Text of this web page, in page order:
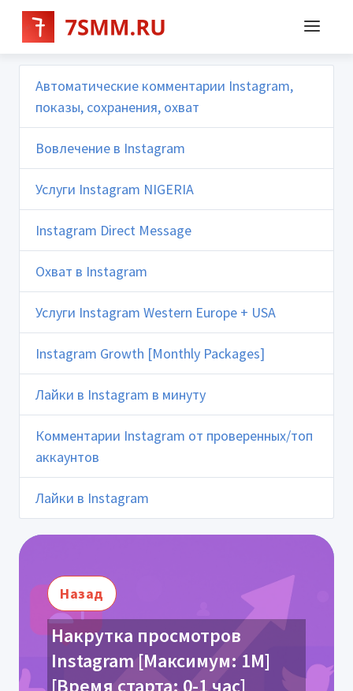
Автоматические комментарии Instagram,
показы, сохранения, охват
Вовлечение в Instagram
Услуги Instagram NIGERIA
Instagram Direct Message
Охват в Instagram
Услуги Instagram Western Europe + USA
Instagram Growth [Monthly Packages]
Лайки в Instagram в минуту
Комментарии Instagram от проверенных/топ
аккаунтов
Лайки в Instagram
Назад
Накрутка просмотров
Instagram [Максимум: 1M]
[Время старта: 0-1 час]